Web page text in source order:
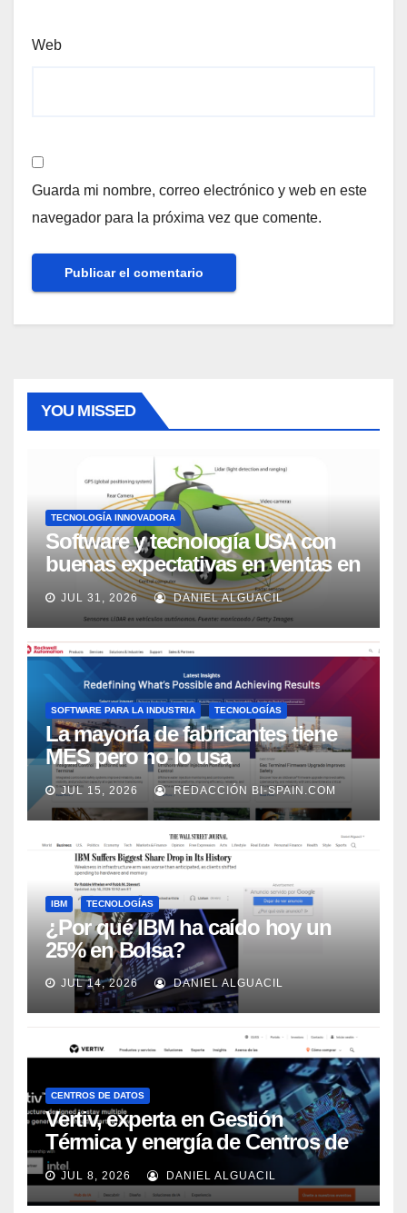
Web
Guarda mi nombre, correo electrónico y web en este
navegador para la próxima vez que comente.
YOU MISSED
TECNOLOGÍA INNOVADORA
Software y tecnología USA con
buenas expectativas en ventas en
los próximos 2 años, según
Market Watch
JUL 31, 2026 DANIEL ALGUACIL
SOFTWARE PARA LA INDUSTRIA TECNOLOGÍAS
La mayoría de fabricantes tiene
MES pero no lo usa
adecuadamente, según Rockwell
Automation
JUL 15, 2026 REDACCIÓN BI-SPAIN.COM
IBM TECNOLOGÍAS
¿Por qué IBM ha caído hoy un
25% en Bolsa?
JUL 14, 2026 DANIEL ALGUACIL
CENTROS DE DATOS
Vertiv, experta en Gestión
Térmica y energía de Centros de
Datos, sigue su crecimiento
imparable
JUL 8, 2026 DANIEL ALGUACIL